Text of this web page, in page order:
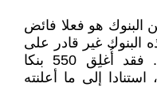
البنوك هو فعلا فائض
غير قادر على
الصمود عند حصول أزمة مالية. فقد أُغلِق 550 بنكا
حتى الآن، استنادا إلى ما أعلنته